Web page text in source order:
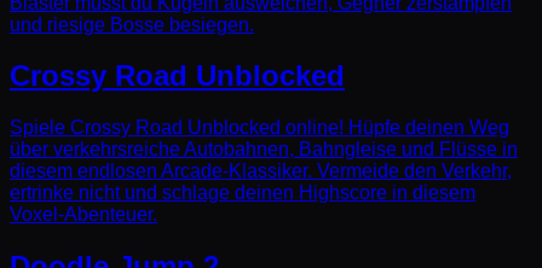
und riesige Bosse besiegen.
Crossy Road Unblocked
Spiele Crossy Road Unblocked online! Hüpfe deinen Weg
über verkehrsreiche Autobahnen, Bahngleise und Flüsse in
diesem endlosen Arcade-Klassiker. Vermeide den Verkehr,
ertrinke nicht und schlage deinen Highscore in diesem
Voxel-Abenteuer.